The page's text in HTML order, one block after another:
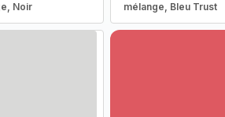
Noir
mélange, Bleu Trust